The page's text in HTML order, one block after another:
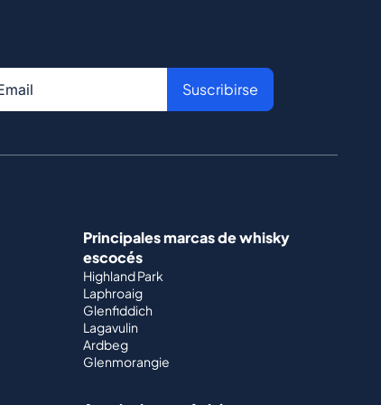
Suscribirse
Principales marcas de whisky
escocés
Highland Park
Laphroaig
Glenfiddich
Lagavulin
Ardbeg
Glenmorangie